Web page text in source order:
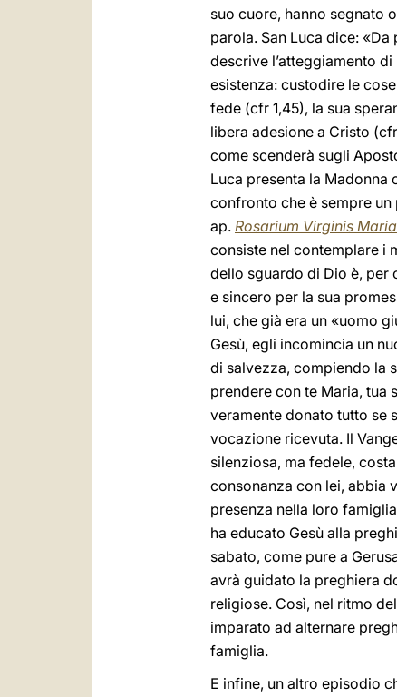
suo cuore, hanno segnato
parola. San Luca dice:
descrive l’atteggiamento
esistenza: custodire le
fede (cfr 1,45), la sua
libera adesione a Cristo
come scenderà sugli
Luca presenta la
confronto che è sempre
ap. Rosarium Virginis
consiste nel contemplare i
dello sguardo di Dio è, per
e sincero per la sua
lui, che già era un «uomo
Gesù, egli incomincia un
di salvezza, compiendo la
prendere con te Maria, tua
veramente donato tutto se
vocazione ricevuta. Il
silenziosa, ma fedele,
consonanza con lei, abbia
presenza nella loro
ha educato Gesù alla
sabato, come pure a
avrà guidato la preghiera
religiose. Così, nel ritmo
imparato ad alternare
famiglia.
E infine, un altro episodio